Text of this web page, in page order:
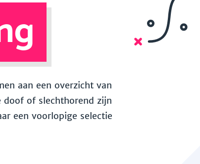
aan een overzicht van
doof of slechthorend zijn
een voorlopige selectie